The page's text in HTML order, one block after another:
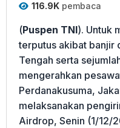
116.9K pembaca
(Puspen TNI). Untuk
terputus akibat banjir
Tengah serta
mengerahkan
Perdanakusuma,
melaksanakan
Airdrop, Senin (1/12/